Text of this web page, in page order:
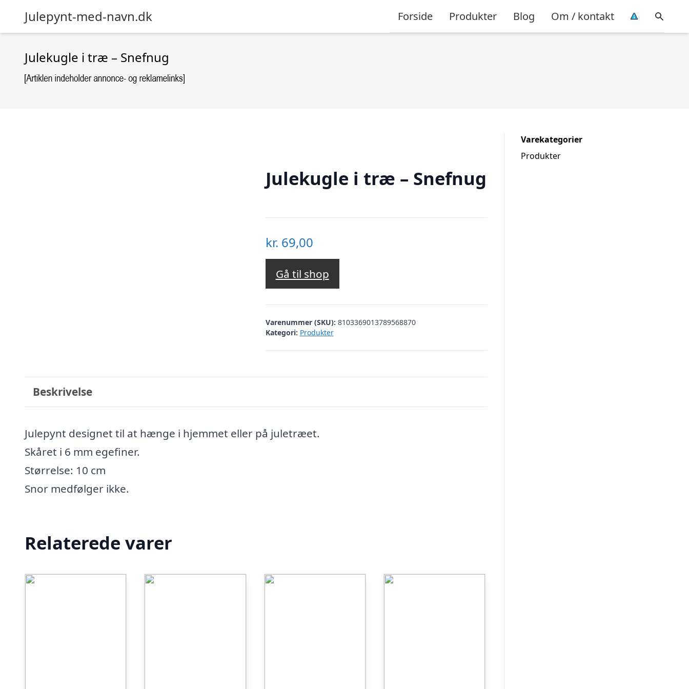
Julepynt-med-navn.dk Forside Produkter Blog Om / kontakt
Julekugle i træ – Snefnug
Julekugle i træ – Snefnug
kr. 69,00
Gå til shop
Varenummer (SKU): 8103369013789568870
Kategori: Produkter
Beskrivelse
Julepynt designet til at hænge i hjemmet eller på juletræet.
Skåret i 6 mm egefiner.
Størrelse: 10 cm
Snor medfølger ikke.
Relaterede varer
Varekategorier
Produkter